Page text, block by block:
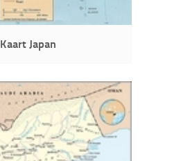
Kaart Japan